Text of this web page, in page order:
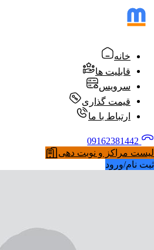
خانه
قابلیت ها
سرویس
قیمت گذاری
ارتباط با ما
لیست مراکز و نوبت دهی
ثبت نام/ورود